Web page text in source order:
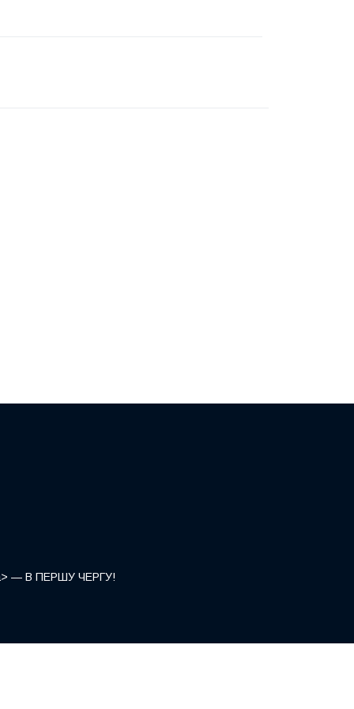
a> — В ПЕРШУ ЧЕРГУ!